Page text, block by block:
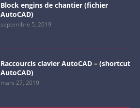
Block engins de chantier (fichier
AutoCAD)
septembre 5, 2019
Raccourcis clavier AutoCAD – (shortcut
AutoCAD)
mars 27, 2019